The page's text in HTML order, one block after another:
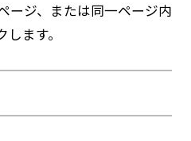
ージ、または同一ページ内
ます。